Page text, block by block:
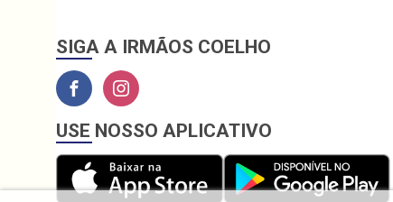
SIGA A IRMÃOS COELHO
USE NOSSO APLICATIVO